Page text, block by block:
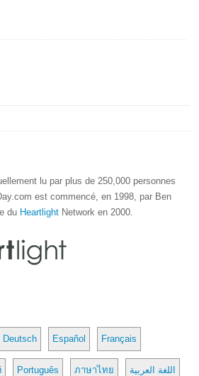
lu par plus de 250,000 personnes
est commencé, en 1998, par Ben
du Heartlight Network en 2000.
Deutsch Español Français
Português ภาษาไทย اللغة العربية